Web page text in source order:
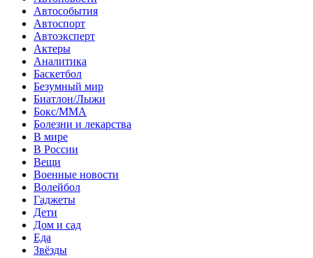
Автособытия
Автоспорт
Автоэксперт
Актеры
Аналитика
Баскетбол
Безумный мир
Биатлон/Лыжи
Бокс/MMA
Болезни и лекарства
В мире
В России
Вещи
Военные новости
Волейбол
Гаджеты
Дети
Дом и сад
Еда
Звёзды